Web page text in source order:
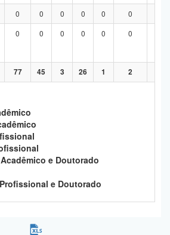
0 0 0 0 0 0
0 0 0 0 0 0
77 45 3 26 1 2
e Doutorado
e Doutorado